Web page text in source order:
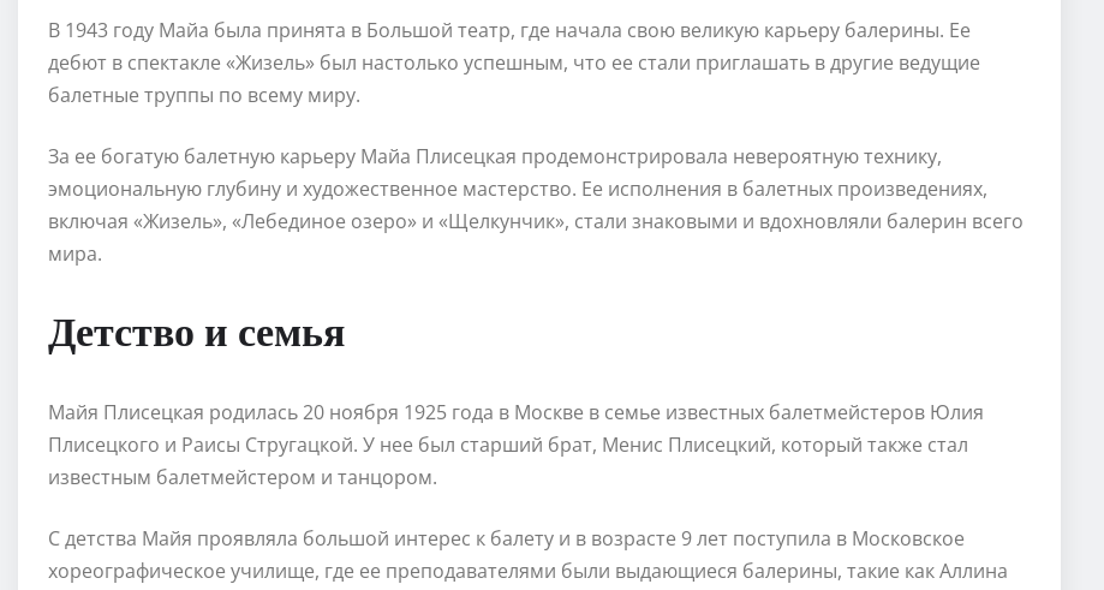
В 1943 году Майа была принята в Большой театр, где начала свою великую карьеру балерины. Ее
дебют в спектакле «Жизель» был настолько успешным, что ее стали приглашать в другие ведущие
балетные труппы по всему миру.
За ее богатую балетную карьеру Майа Плисецкая продемонстрировала невероятную технику,
эмоциональную глубину и художественное мастерство. Ее исполнения в балетных произведениях,
включая «Жизель», «Лебединое озеро» и «Щелкунчик», стали знаковыми и вдохновляли балерин всего
мира.
Детство и семья
Майя Плисецкая родилась 20 ноября 1925 года в Москве в семье известных балетмейстеров Юлия
Плисецкого и Раисы Стругацкой. У нее был старший брат, Менис Плисецкий, который также стал
известным балетмейстером и танцором.
С детства Майя проявляла большой интерес к балету и в возрасте 9 лет поступила в Московское
хореографическое училище, где ее преподавателями были выдающиеся балерины, такие как Аллина